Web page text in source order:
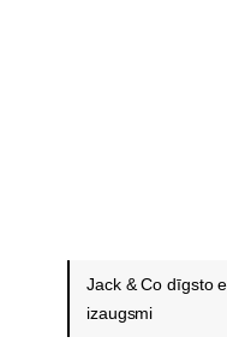
Jack & Co dīgsto
izaugsmi